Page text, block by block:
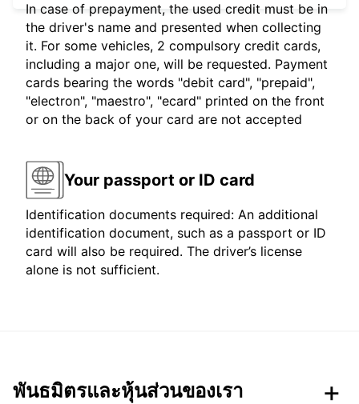
In case of prepayment, the used credit must be in
the driver's name and presented when collecting
it. For some vehicles, 2 compulsory credit cards,
including a major one, will be requested. Payment
cards bearing the words "debit card", "prepaid",
"electron", "maestro", "ecard" printed on the front
or on the back of your card are not accepted
Your passport or ID card
Identification documents required: An additional
identification document, such as a passport or ID
card will also be required. The driver’s license
alone is not sufficient.
พันธมิตรและหุ้นส่วนของเรา